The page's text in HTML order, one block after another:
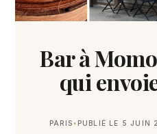
Bar à
qui
PARIS PUBLIÉ LE 5 JUIN